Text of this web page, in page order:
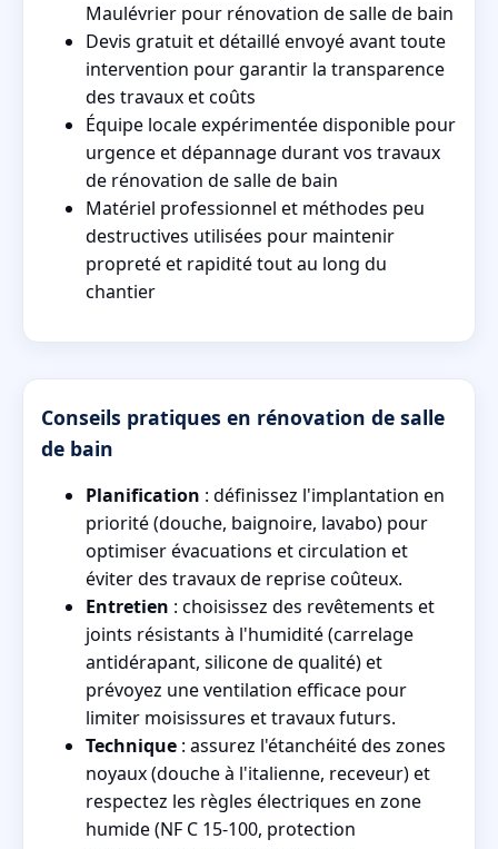
Maulévrier pour rénovation de salle de bain
Devis gratuit et détaillé envoyé avant toute
intervention pour garantir la transparence
des travaux et coûts
Équipe locale expérimentée disponible pour
urgence et dépannage durant vos travaux
de rénovation de salle de bain
Matériel professionnel et méthodes peu
destructives utilisées pour maintenir
propreté et rapidité tout au long du
chantier
Conseils pratiques en rénovation de salle
de bain
Planification : définissez l'implantation en
priorité (douche, baignoire, lavabo) pour
optimiser évacuations et circulation et
éviter des travaux de reprise coûteux.
Entretien : choisissez des revêtements et
joints résistants à l'humidité (carrelage
antidérapant, silicone de qualité) et
prévoyez une ventilation efficace pour
limiter moisissures et travaux futurs.
Technique : assurez l'étanchéité des zones
noyaux (douche à l'italienne, receveur) et
respectez les règles électriques en zone
humide (NF C 15-100, protection